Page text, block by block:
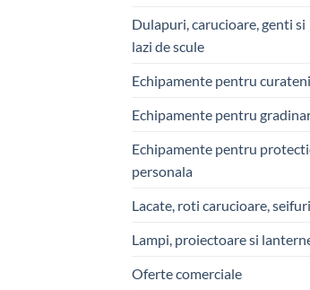
Dulapuri, carucioare, genti si
lazi de scule
Echipamente pentru
Echipamente pentru
Echipamente pentru
personala
Lacate, roti carucioare, seifuri
Lampi, proiectoare si
Oferte comerciale